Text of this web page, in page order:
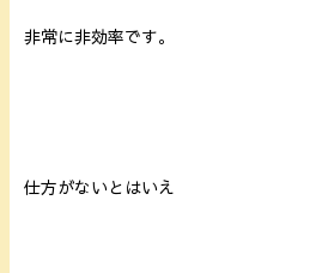
非常に非効率です。
仕方がないとはいえ